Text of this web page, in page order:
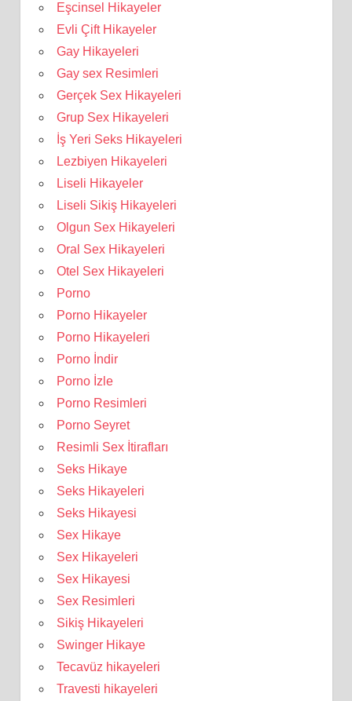
Eşcinsel Hikayeler
Evli Çift Hikayeler
Gay Hikayeleri
Gay sex Resimleri
Gerçek Sex Hikayeleri
Grup Sex Hikayeleri
İş Yeri Seks Hikayeleri
Lezbiyen Hikayeleri
Liseli Hikayeler
Liseli Sikiş Hikayeleri
Olgun Sex Hikayeleri
Oral Sex Hikayeleri
Otel Sex Hikayeleri
Porno
Porno Hikayeler
Porno Hikayeleri
Porno İndir
Porno İzle
Porno Resimleri
Porno Seyret
Resimli Sex İtirafları
Seks Hikaye
Seks Hikayeleri
Seks Hikayesi
Sex Hikaye
Sex Hikayeleri
Sex Hikayesi
Sex Resimleri
Sikiş Hikayeleri
Swinger Hikaye
Tecavüz hikayeleri
Travesti hikayeleri